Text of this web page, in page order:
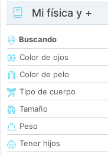
Mi física y +
Buscando
Color de ojos
Color de pelo
Tipo de cuerpo
Tamaño
Peso
Tener hijos